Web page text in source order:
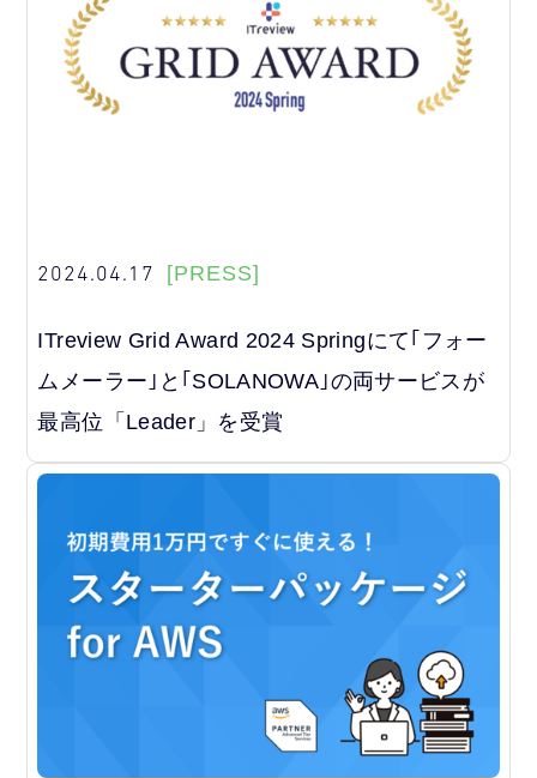
2024.04.17 [PRESS]
ITreview Grid Award 2024 Springにて｢フォー
ムメーラー｣と｢SOLANOWA｣の両サービスが
最高位「Leader」を受賞